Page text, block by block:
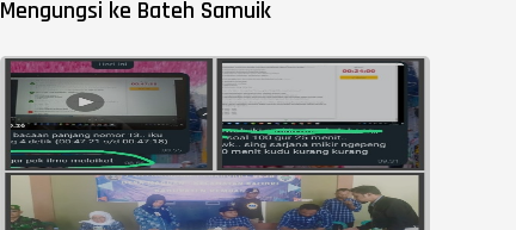
Mengungsi ke Bateh Samuik